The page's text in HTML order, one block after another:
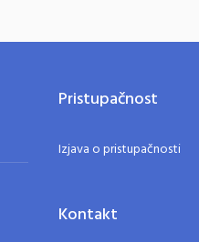
Pristupačnost
Izjava o pristupačnosti
Kontakt